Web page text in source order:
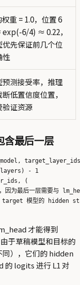
重 = 1.0，位置 6
exp(-6/4) ≈ 0.22，
先保证前几个位
性
预测接受率，推理
低置信度位置，
验证资源
含最后一层
- 1
(
为最后一层需要与
模型的 hidden
才能得到
于草稿模型和目标的
），它们的 hidden
的 logits 进行 L1 对